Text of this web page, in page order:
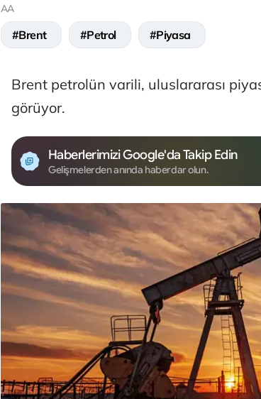
AA
#Brent #Petrol #Piyasa
Brent petrolün varili, uluslararası
görüyor.
Haberlerimizi Google'da Takip Edin
Gelişmelerden anında haberdar olun.